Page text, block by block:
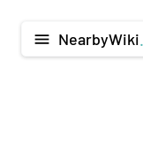
menu NearbyWiki